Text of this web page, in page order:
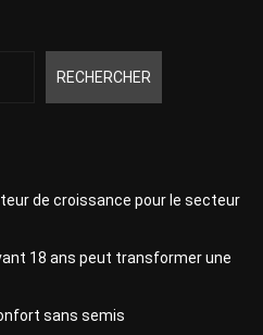
RECHERCHER
de croissance pour le secteur
18 ans peut transformer une
sans semis